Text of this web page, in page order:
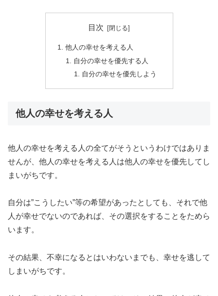
目次
他人の幸せを考える人
自分の幸せを優先する人
自分の幸せを優先しよう
他人の幸せを考える人
他人の幸せを考える人の全てがそうというわけではありま
せんが、他人の幸せを考える人は他人の幸せを優先してし
まいがちです。
自分は”こうしたい”等の希望があったとしても、それで他
人が幸せでないのであれば、その選択をすることをためら
います。
その結果、不幸になるとはいわないまでも、幸せを逃して
しまいがちです。